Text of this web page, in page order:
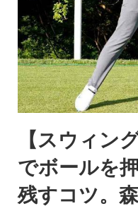
【スウィン
でボールを
残すコツ。